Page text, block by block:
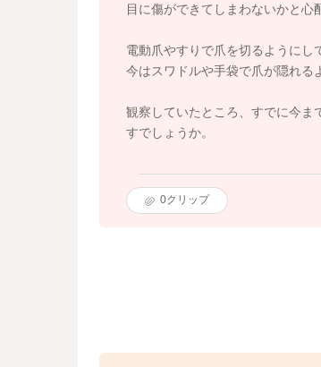
目に傷ができてしまわないかと心
電動爪やすりで爪を切るようにし
今はスワドルや手袋で爪が隠れる
観察していたところ、すでに今ま
すでしょうか。
0クリップ